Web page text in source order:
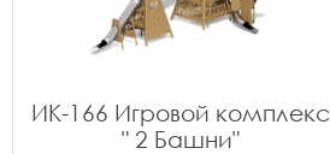
ИК-166 Игровой комплекс
" 2 Башни"